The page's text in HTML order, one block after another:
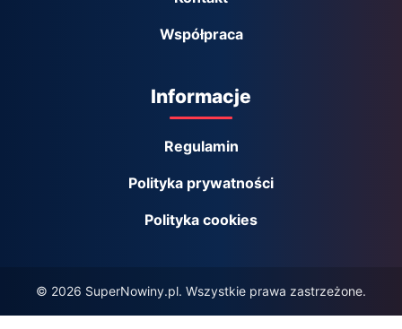
Współpraca
Informacje
Regulamin
Polityka prywatności
Polityka cookies
© 2026 SuperNowiny.pl. Wszystkie prawa zastrzeżone.